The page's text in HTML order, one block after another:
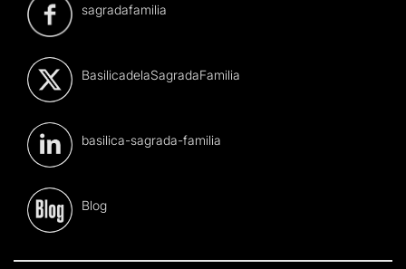
sagradafamilia
BasilicadelaSagradaFamilia
basilica-sagrada-familia
Blog